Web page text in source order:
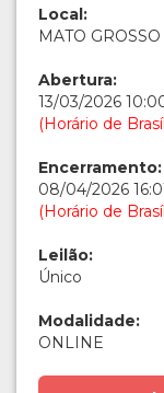
Local:
MATO
Abertura:
13/03/2026
(Horário de
Encerramento:
08/04/2026
(Horário de
Leilão:
Único
Modalidade:
ONLINE